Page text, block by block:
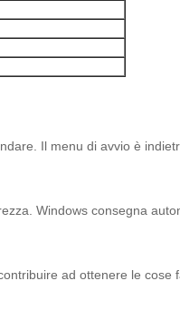
Il menu di avvio è
Windows consegna
ad ottenere le cose